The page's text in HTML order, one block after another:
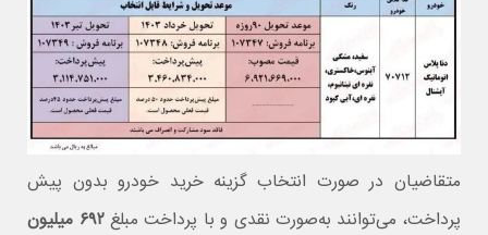
متقاضیان در صورت انتخاب گزینه خرید خودرو بدون پیش
پرداخت، می‌توانند به‌صورت نقدی و با پرداخت مبلغ
۶۹۲ میلیون